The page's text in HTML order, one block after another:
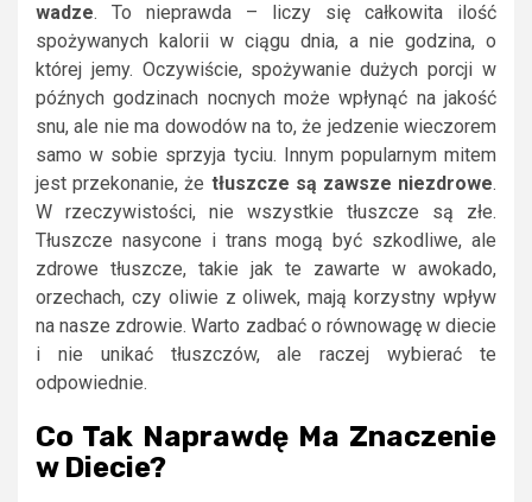
wadze. To nieprawda – liczy się całkowita ilość
spożywanych kalorii w ciągu dnia, a nie godzina, o
której jemy. Oczywiście, spożywanie dużych porcji w
późnych godzinach nocnych może wpłynąć na jakość
snu, ale nie ma dowodów na to, że jedzenie wieczorem
samo w sobie sprzyja tyciu. Innym popularnym mitem
jest przekonanie, że tłuszcze są zawsze niezdrowe.
W rzeczywistości, nie wszystkie tłuszcze są złe.
Tłuszcze nasycone i trans mogą być szkodliwe, ale
zdrowe tłuszcze, takie jak te zawarte w awokado,
orzechach, czy oliwie z oliwek, mają korzystny wpływ
na nasze zdrowie. Warto zadbać o równowagę w diecie
i nie unikać tłuszczów, ale raczej wybierać te
odpowiednie.
Co Tak Naprawdę Ma Znaczenie
w Diecie?